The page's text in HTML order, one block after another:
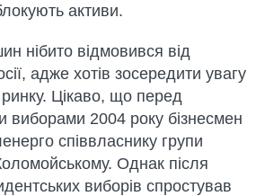
активи.
нібито відмовився від
адже хотів зосередити увагу
ринку. Цікаво, що перед
виборами 2004 року бізнесмен
співвласнику групи
Однак після
виборів спростував